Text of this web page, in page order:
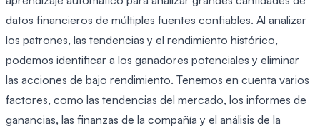
datos financieros de múltiples fuentes confiables. Al analizar
los patrones, las tendencias y el rendimiento histórico,
podemos identificar a los ganadores potenciales y eliminar
las acciones de bajo rendimiento. Tenemos en cuenta varios
factores, como las tendencias del mercado, los informes de
ganancias, las finanzas de la compañía y el análisis de la